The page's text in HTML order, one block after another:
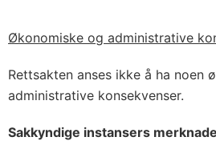
Økonomiske og administrative
Rettsakten anses ikke å ha noen
administrative konsekvenser.
Sakkyndige instansers